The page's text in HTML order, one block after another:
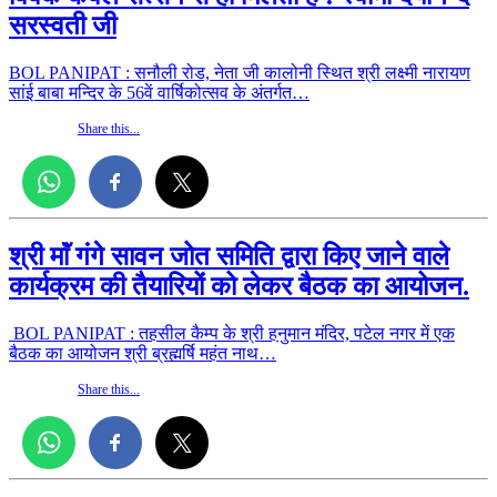
सरस्वती जी
BOL PANIPAT : सनौली रोड, नेता जी कालोनी स्थित श्री लक्ष्मी नारायण
सांई बाबा मन्दिर के 56वें वार्षिकोत्सव के अंतर्गत…
Share this...
श्री माॅं गंगे सावन जोत समिति द्वारा किए जाने वाले
कार्यक्रम की तैयारियों को लेकर बैठक का आयोजन.
BOL PANIPAT : तहसील कैम्प के श्री हनुमान मंदिर, पटेल नगर में एक
बैठक का आयोजन श्री ब्रह्मर्षि महंत नाथ…
Share this...